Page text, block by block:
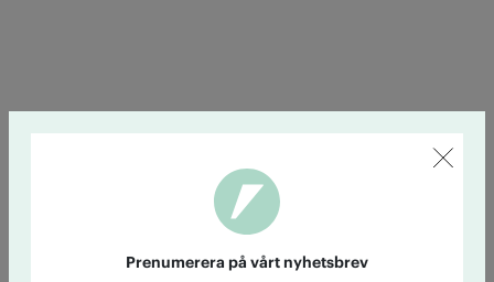
Prenumerera på vårt nyhetsbrev